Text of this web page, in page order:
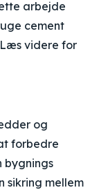
arbejde
cement
videre for
og
forbedre
bygnings
sikring mellem